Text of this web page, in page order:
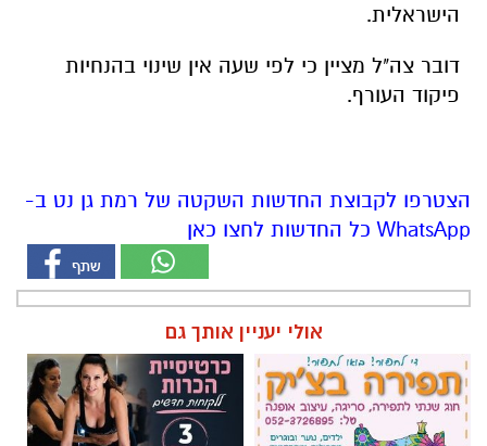
הישראלית.
דובר צה"ל מציין כי לפי שעה אין שינוי בהנחיות
פיקוד העורף.
הצטרפו לקבוצת החדשות השקטה של רמת גן נט ב-
WhatsApp כל החדשות לחצו כאן
אולי יעניין אותך גם